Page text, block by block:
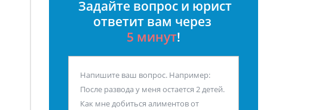
Задайте вопрос и юрист
ответит вам через
5 минут!